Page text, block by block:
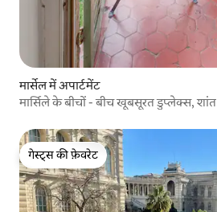
मार्सेल में अपार्टमेंट
मार्सिले के बीचों - बीच खूबसूरत डुप्लेक्स, शांत
गेस्ट्स की फ़ेवरेट
गेस्ट्स की फ़ेवरेट